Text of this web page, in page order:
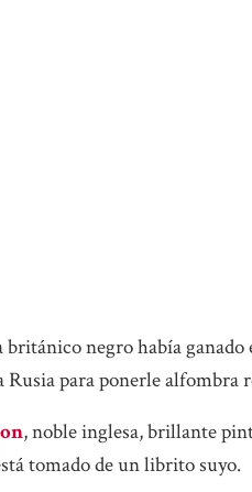
negro había ganado
para ponerle alfombra
, noble inglesa, brillante
tomado de un librito suyo.